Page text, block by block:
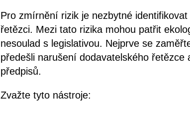
Pro zmírnění rizik je nezbytné
řetězci. Mezi tato rizika mohou patřit
nesoulad s legislativou. Nejprve se
předešli narušení dodavatelského
předpisů.
Zvažte tyto nástroje: